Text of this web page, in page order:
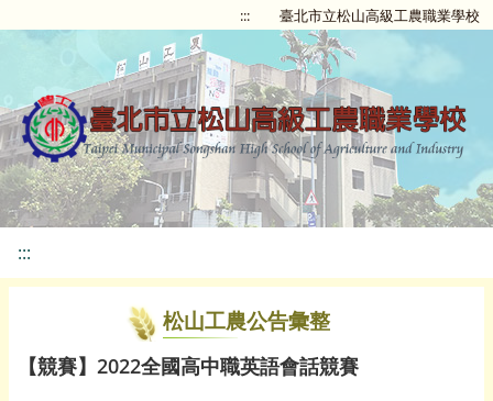
::: 臺北市立松山高級工農職業學校
:::
松山工農公告彙整
【競賽】2022全國高中職英語會話競賽